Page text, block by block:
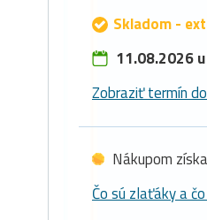
Skladom -
11.08.2026
Zobraziť termín
Nákupom
Čo sú zlaťáky a